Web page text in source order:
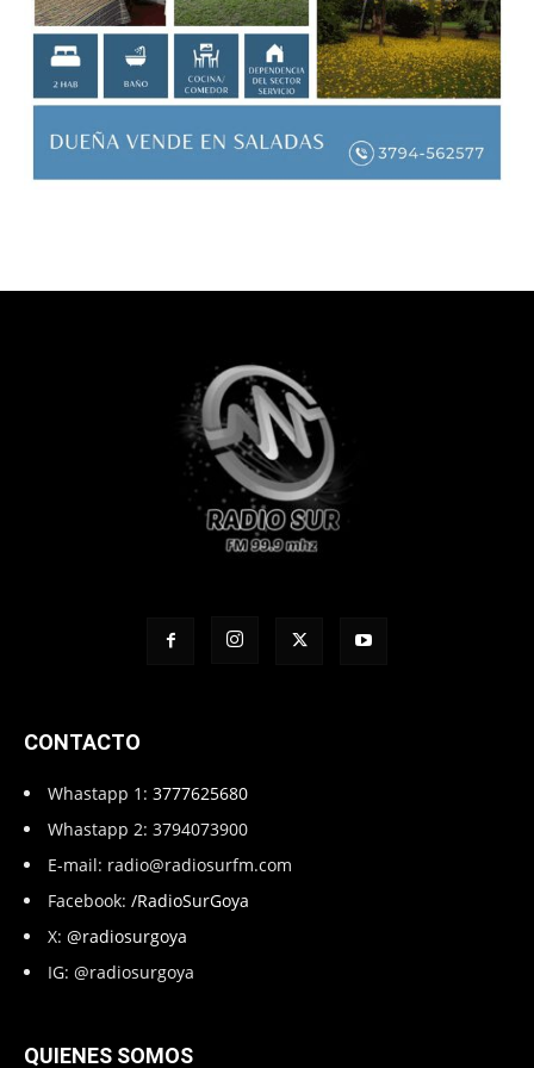
CONTACTO
Whastapp 1: 3777625680
Whastapp 2: 3794073900
E-mail: radio@radiosurfm.com
Facebook: /RadioSurGoya
X: @radiosurgoya
IG: @radiosurgoya
QUIENES SOMOS